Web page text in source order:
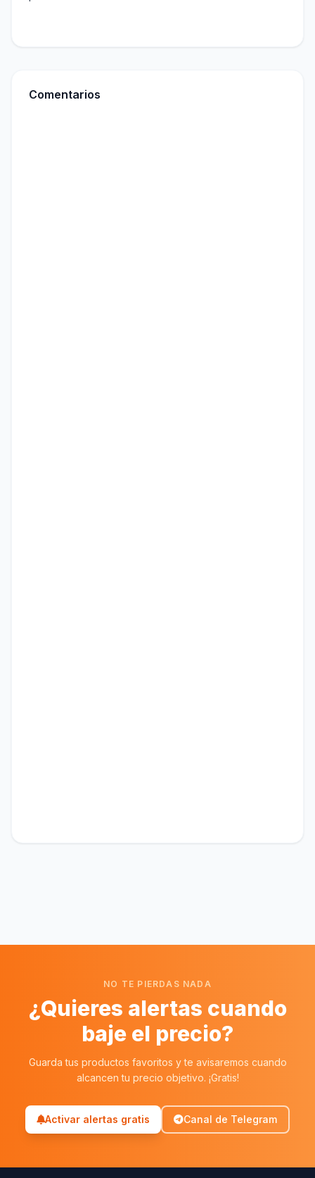
Comentarios
NO TE PIERDAS NADA
¿Quieres alertas cuando
baje el precio?
Guarda tus productos favoritos y te avisaremos cuando
alcancen tu precio objetivo. ¡Gratis!
Activar alertas gratis Canal de Telegram